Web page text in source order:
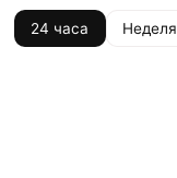
24 часа Неделя